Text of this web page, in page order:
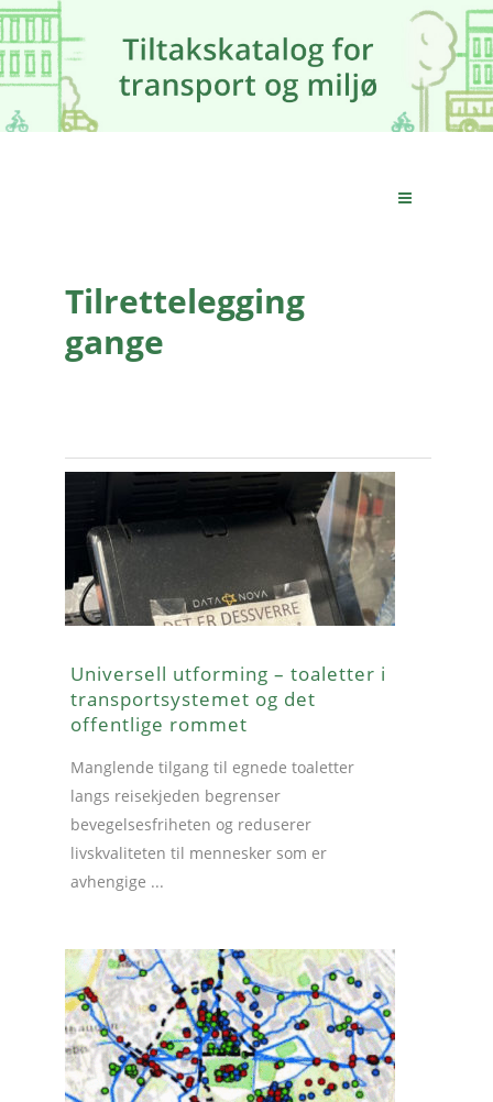
Tilrettelegging
gange
Universell utforming – toaletter i
transportsystemet og det
offentlige rommet
Manglende tilgang til egnede toaletter
langs reisekjeden begrenser
bevegelsesfriheten og reduserer
livskvaliteten til mennesker som er
avhengige ...